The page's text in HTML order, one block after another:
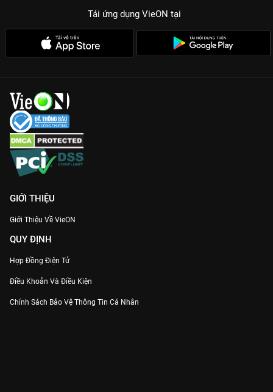
Tải ứng dụng VieON tại
GIỚI THIỆU
Giới Thiệu Về VieON
QUY ĐỊNH
Hợp Đồng Điện Tử
Điều Khoản Và Điều Kiện
Chính Sách Bảo Vệ Thông Tin Cá Nhân